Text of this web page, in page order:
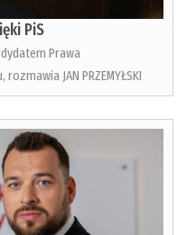
PiS
Prawa
JAN PRZEMYŁSKI